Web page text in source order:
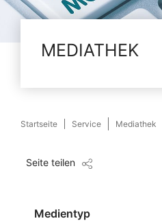
MEDIATHEK
Startseite Service Mediathek
Seite teilen
Medientyp